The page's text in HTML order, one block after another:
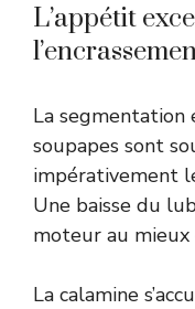
L’appétit
La segmentation
soupapes sont
impérativement
Une baisse du
moteur au mieux
La calamine